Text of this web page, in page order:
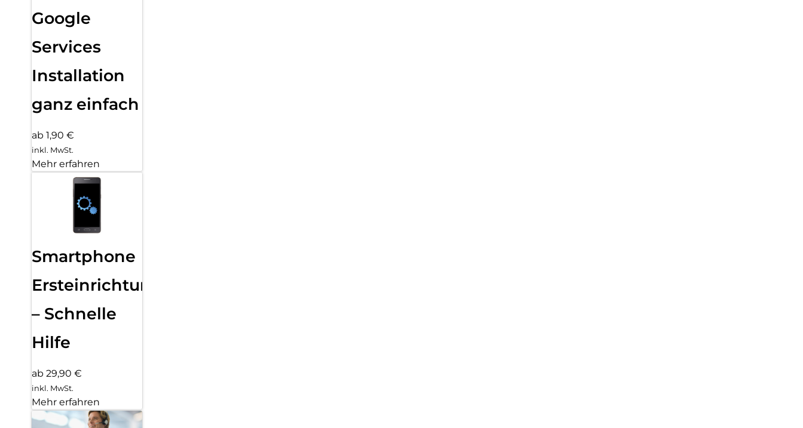
Google
Services
Installation
ganz einfach
ab 1,90 €
inkl. MwSt.
Mehr erfahren
Smartphone
Ersteinrichtung
– Schnelle
Hilfe
ab 29,90 €
inkl. MwSt.
Mehr erfahren